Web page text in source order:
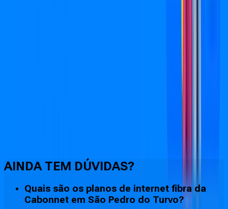
AINDA TEM DÚVIDAS?
Quais são os planos de internet fibra da
Cabonnet em São Pedro do Turvo?